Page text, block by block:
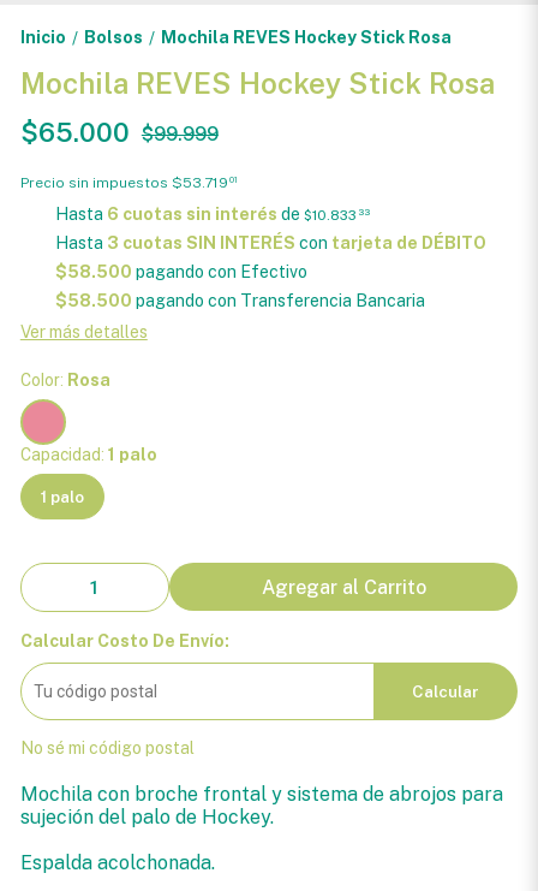
Inicio / Bolsos / Mochila REVES Hockey Stick Rosa
Mochila REVES Hockey Stick Rosa
$65.000 $99.999
Precio sin impuestos $53.719 01
Hasta 6 cuotas sin interés de $10.833 33
Hasta 3 cuotas SIN INTERÉS con tarjeta de DÉBITO
$58.500 pagando con Efectivo
$58.500 pagando con Transferencia Bancaria
Ver más detalles
Color: Rosa
Capacidad: 1 palo
1 palo
Agregar al Carrito
Calcular Costo De Envío:
Calcular
No sé mi código postal
Mochila con broche frontal y sistema de abrojos para
sujeción del palo de Hockey.
Espalda acolchonada.